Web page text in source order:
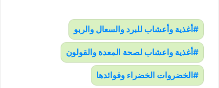
أغذية وأعشاب للبرد والسعال والربو
أغذية واعشاب لصحة المعدة والقولون
الخضروات الخضراء وفوائدها